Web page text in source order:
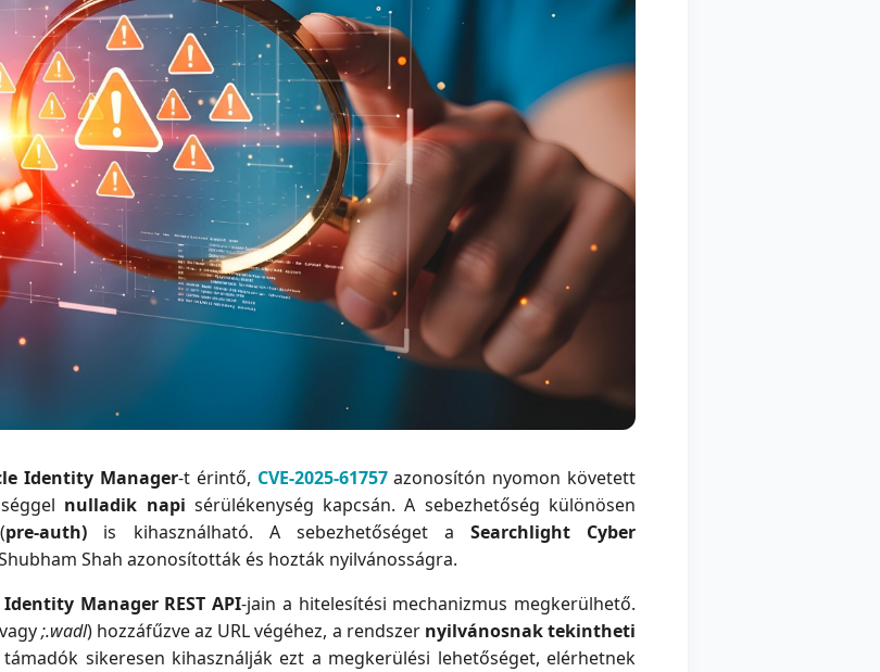
Identity Manager-t érintő, CVE-2025-61757azonosítón nyomon követett
nulladik napi sérülékenység kapcsán. A sebezhetőség különösen
pre-auth) is kihasználható. A sebezhetőséget a Searchlight Cyber
Shah azonosították és hozták nyilvánosságra.
Manager REST API-jain a hitelesítési mechanizmus megkerülhető.
vagy;.wadl) hozzáfűzve az URL végéhez, a rendszer nyilvánosnak tekintheti
sikeresen kihasználják ezt a megkerülési lehetőséget, elérhetnek